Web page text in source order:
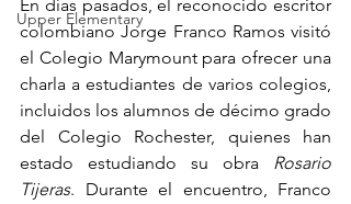
Upper Elementary
En días pasados, el reconocido escritor
colombiano Jorge Franco Ramos visitó
el Colegio Marymount para ofrecer una
charla a estudiantes de varios colegios,
incluidos los alumnos de décimo grado
del Colegio Rochester, quienes han
estado estudiando su obra Rosario
Tijeras. Durante el encuentro, Franco